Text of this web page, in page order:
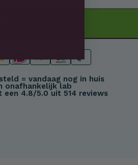
= vandaag nog in huis
onafhankelijk lab
een 4.8/5.0 uit 514 reviews